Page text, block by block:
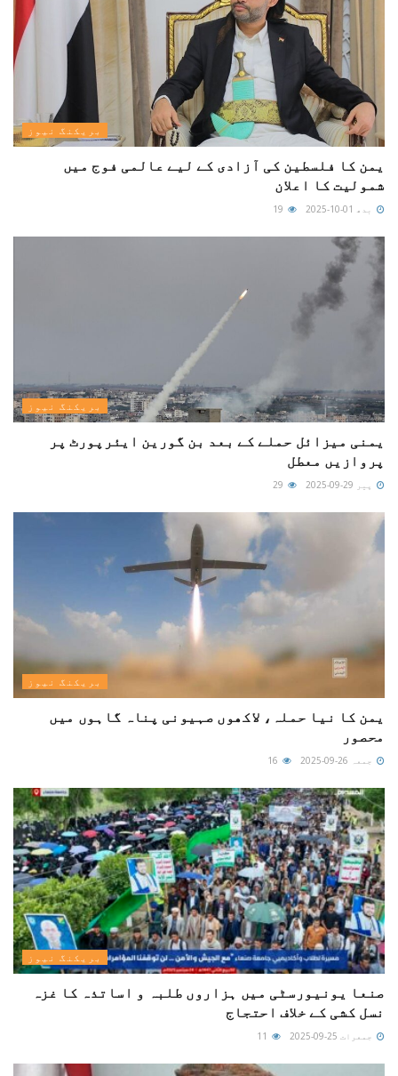
بریکنگ نیوز
یمن کا فلسطین کی آزادی کے لیے عالمی فوج میں
شمولیت کا اعلان
بدھ 01-10-2025
بریکنگ نیوز
یمنی میزائل حملے کے بعد بن گورین ایئرپورٹ پر
پروازیں معطل
پیر 29-09-2025
بریکنگ نیوز
یمن کا نیا حملہ، لاکھوں صہیونی پناہ گاہوں میں
محصور
جمعہ 26-09-2025
بریکنگ نیوز
صنعا یونیورسٹی میں ہزاروں طلبہ و اساتذہ کا غزہ
نسل کشی کے خلاف احتجاج
جمعرات 25-09-2025